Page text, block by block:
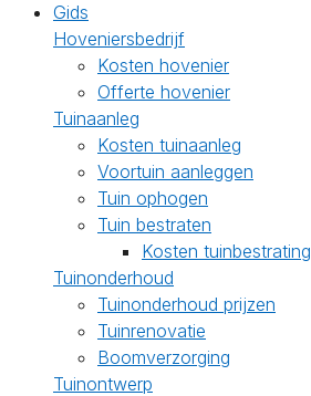
Gids
Hoveniersbedrijf
Kosten hovenier
Offerte hovenier
Tuinaanleg
Kosten tuinaanleg
Voortuin aanleggen
Tuin ophogen
Tuin bestraten
Kosten tuinbestrating
Tuinonderhoud
Tuinonderhoud prijzen
Tuinrenovatie
Boomverzorging
Tuinontwerp